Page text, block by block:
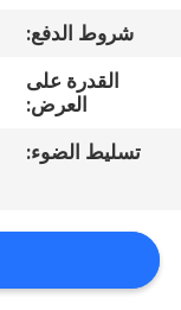
رقابة
جودة
اتصل
اطلب
شروط الدفع:
القدرة على
العرض:
تسليط الضوء: